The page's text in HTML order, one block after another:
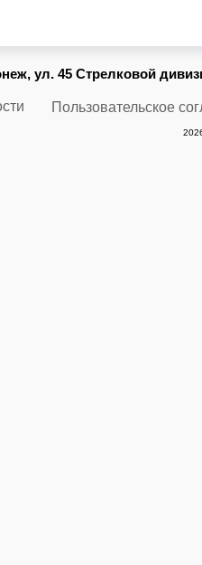
ул. 45 Стрелковой
Пользовательское